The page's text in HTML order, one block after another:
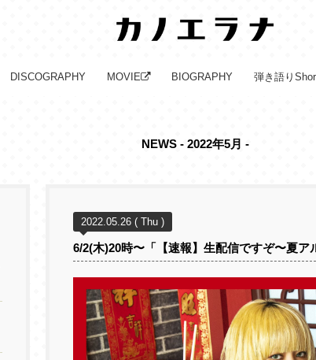
DISCOGRAPHY MOVIE BIOGRAPHY 弾き語り
NEWS - 2022年5月 -
2022.05.26 ( Thu )
6/2(木)20時〜「【速報】生配信ですぞ〜夏